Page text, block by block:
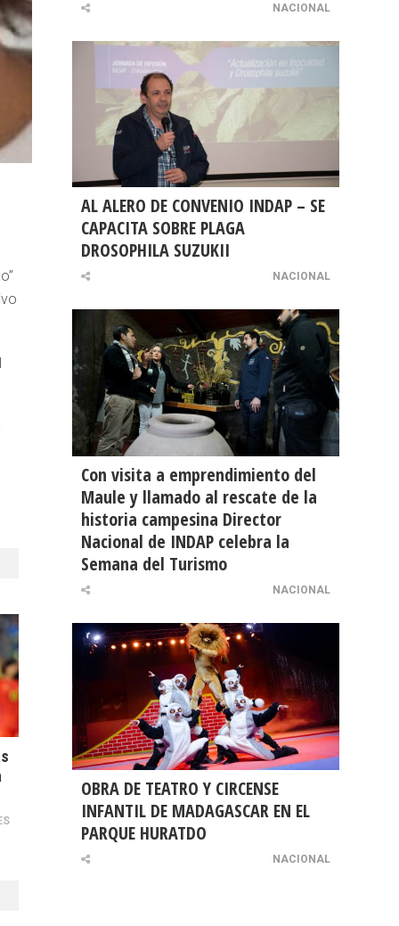
NACIONAL
AL ALERO DE CONVENIO INDAP – SE
CAPACITA SOBRE PLAGA
DROSOPHILA SUZUKII
NACIONAL
Con visita a emprendimiento del
Maule y llamado al rescate de la
historia campesina Director
Nacional de INDAP celebra la
Semana del Turismo
NACIONAL
OBRA DE TEATRO Y CIRCENSE
INFANTIL DE MADAGASCAR EN EL
PARQUE HURATDO
NACIONAL